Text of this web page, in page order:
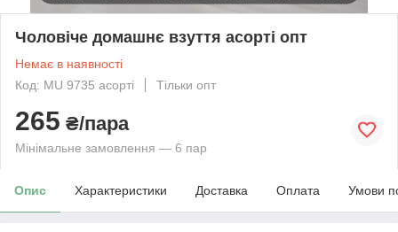
Чоловіче домашнє взуття асорті опт
Немає в наявності
Код: MU 9735 асорті
Тільки опт
265 ₴/пара
Мінімальне замовлення — 6 пар
Опис Характеристики Доставка Оплата Умови